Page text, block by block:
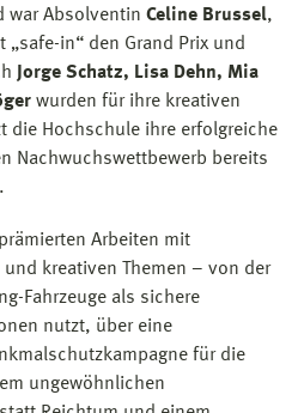
war Absolventin Celine Brussel,
in“ den Grand Prix und
Jorge Schatz, Lisa Dehn, Mia
wurden für ihre kreativen
die Hochschule ihre erfolgreiche
Nachwuchswettbewerb bereits
Arbeiten mit
kreativen Themen – von der
Fahrzeuge als sichere
nutzt, über eine
für die
ungewöhnlichen